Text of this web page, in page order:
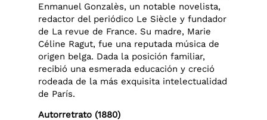
Enmanuel Gonzalès, un notable novelista,
redactor del periódico Le Siècle y fundador
de La revue de France. Su madre, Marie
Céline Ragut, fue una reputada música de
origen belga. Dada la posición familiar,
recibió una esmerada educación y creció
rodeada de la más exquisita intelectualidad
de París.
Autorretrato (1880)